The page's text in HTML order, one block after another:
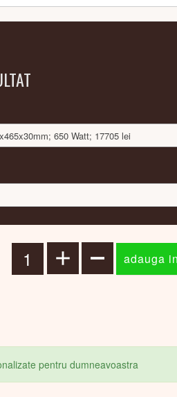
650 Watt; 17705 lei
pentru dumneavoastra